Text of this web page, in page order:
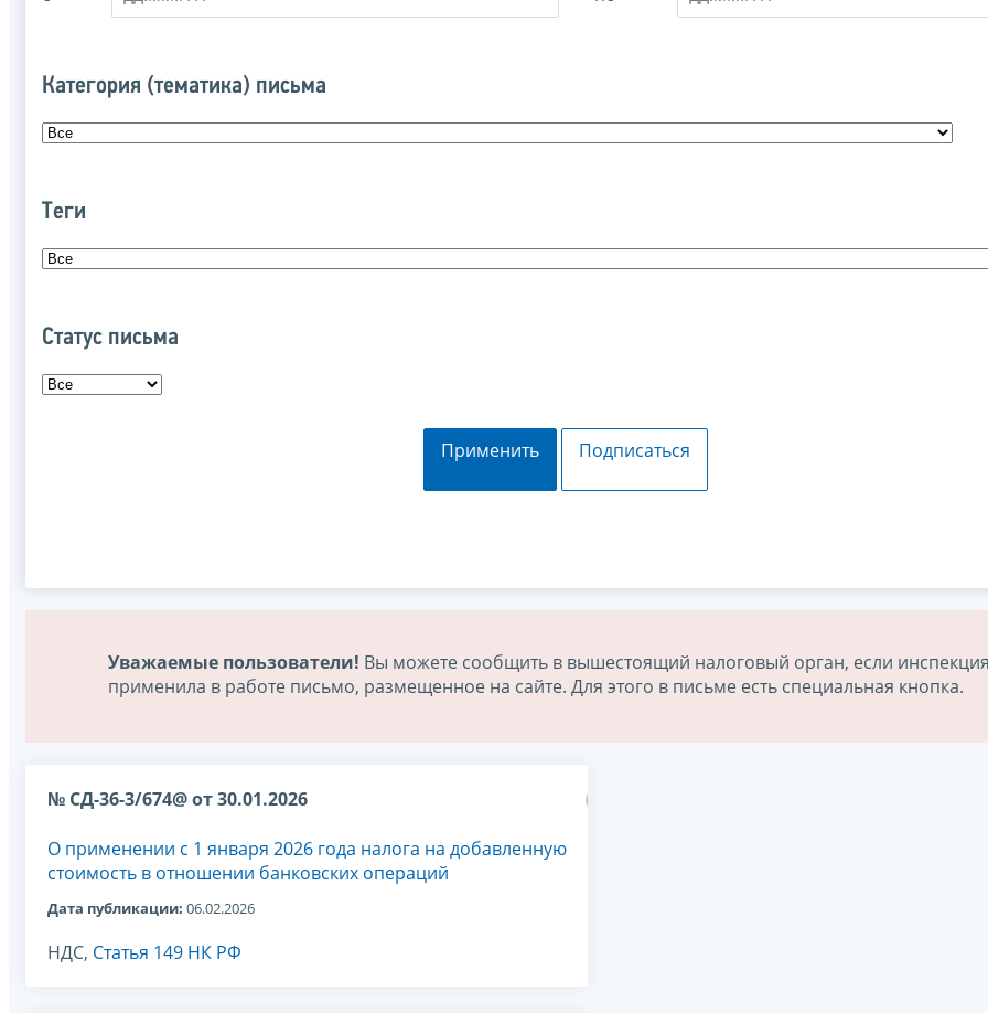
Категория (тематика) письма
Теги
Статус письма
Применить Подписаться
Уважаемые пользователи! Вы можете сообщить в вышестоящий налоговый орган, если
применила в работе письмо, размещенное на сайте. Для этого в письме есть специальная кнопка.
№ СД-36-3/674@ от 30.01.2026
О применении с 1 января 2026 года налога на добавленную
стоимость в отношении банковских операций
Дата публикации: 06.02.2026
НДС, Статья 149 НК РФ